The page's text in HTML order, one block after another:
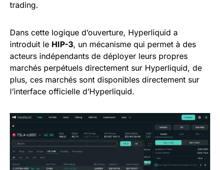
trading.
Dans cette logique d’ouverture, Hyperliquid a
introduit le HIP-3, un mécanisme qui permet à des
acteurs indépendants de déployer leurs propres
marchés perpétuels directement sur Hyperliquid, de
plus, ces marchés sont disponibles directement sur
l’interface officielle d’Hyperliquid.